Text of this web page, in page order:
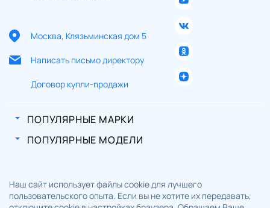
Москва, Клязьминская дом 5
Написать письмо директору
Договор купли-продажи
ПОПУЛЯРНЫЕ МАРКИ
ПОПУЛЯРНЫЕ МОДЕЛИ
Наш сайт использует файлы cookie для лучшего
пользовательского опыта. Если вы не хотите их передавать,